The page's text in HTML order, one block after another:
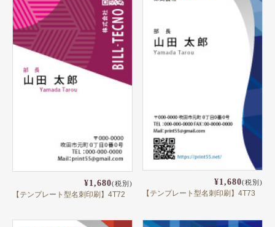
¥1,680(税別)
【テンプレート型名刺印刷】4T72
¥1,680(税別)
【テンプレート型名刺印刷】4T73